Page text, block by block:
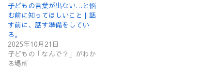
子どもの言葉が出ない…と悩
む前に知ってほしいこと｜話
す前に、話す準備をしてい
る。
2025年10月21日
子どもの「なんで？」がわか
る場所